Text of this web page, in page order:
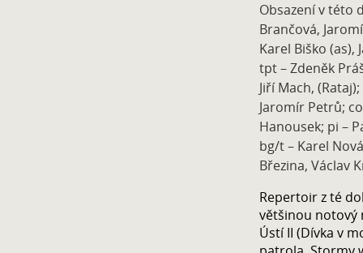
Obsazení v této
Brančová,
Karel Biško (as),
tpt – Zdeněk
Jiří Mach,
Jaromír Petrů;
Hanousek; pi –
bg/t – Karel
Březina, Václav
Repertoir z té
většinou notový
Ústí II (Dívka v